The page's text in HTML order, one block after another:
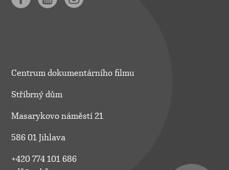
Centrum dokumentárního filmu
Stříbrný dům
Masarykovo náměstí 21
586 01 Jihlava
+420 774 101 686